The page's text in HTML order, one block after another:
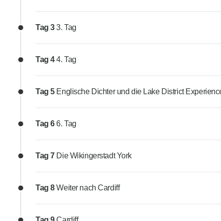
Tag 33. Tag
Tag 44. Tag
Tag 5 Englische Dichter und die Lake District
Tag 66. Tag
Tag 7 Die Wikingerstadt York
Tag 8Weiter nach Cardiff